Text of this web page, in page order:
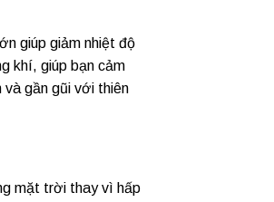
giúp giảm nhiệt độ
khí, giúp bạn cảm
và gần gũi với thiên
mặt trời thay vì hấp